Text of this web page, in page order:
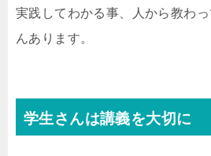
実践してわかる事、人から教わ
んあります。
学生さんは講義を大切に